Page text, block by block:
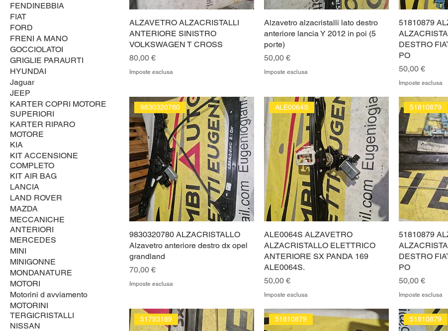
FENDINEBBIA
FIAT
FORD
FRENI A MANO
GOCCIOLATOI
GRIGLIE PARAURTI
HYUNDAI
Jaguar
JEEP
KARTER COPRI MOTORE
SUPERIORI
KARTER RIPARO
MOTORE
KIA
KIT ACCENSIONE
COMPLETO
KIT AIR BAG
LANCIA
LAND ROVER
MAZDA
MECCANICHE
ANTERIORI
MERCEDES
MINI
MINIGONNE
MONDANATURE
MOTORI
Motorini d avviamento
MOTORINI
TERGICRISTALLI
NISSAN
ALZAVETRO ALZACRISTALLI
ANTERIORE SINISTRO
VOLKSWAGEN T CROSS
Prezzo
80,00 €
Imposte esclusa
Alzavetro alzacristalli lato destro
anteriore lancia Y 2012 in poi (5
porte)
Prezzo
50,00 €
Imposte esclusa
51810879
DESTRO
PO
Prezzo
50,00 €
Imposte esclusa
9830320780
9830320780 ALZACRISTALLO
Alzavetro anteriore destro dx opel
grandland
Prezzo
70,00 €
Imposte esclusa
ALE0064S
ALE0064S ALZAVETRO
ALZACRISTALLO ELETTRICO
ANTERIORE SX PANDA 169
ALE0064S.
Prezzo
50,00 €
Imposte esclusa
51810879
51810879
DESTRO
PO
Prezzo
50,00 €
Imposte esclusa
51793189 51810879 51810879